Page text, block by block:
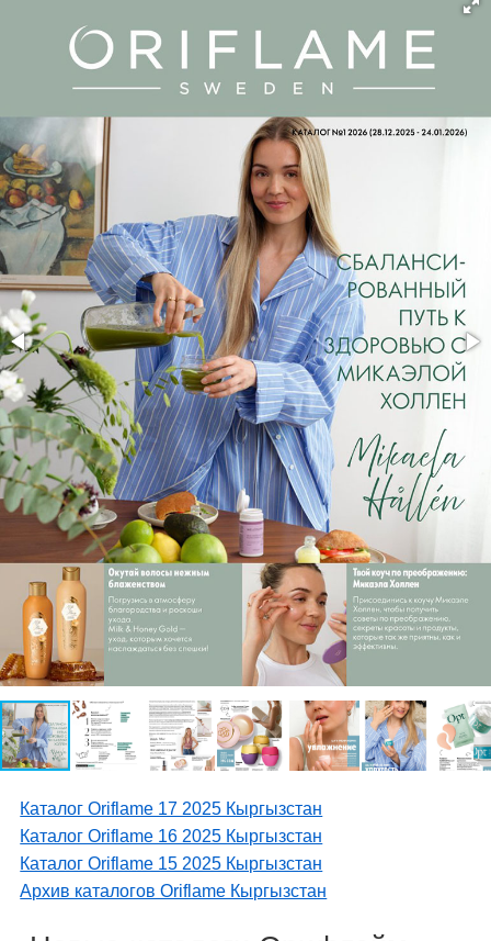
Каталог Oriflame 17 2025 Кыргызстан
Каталог Oriflame 16 2025 Кыргызстан
Каталог Oriflame 15 2025 Кыргызстан
Архив каталогов Oriflame Кыргызстан